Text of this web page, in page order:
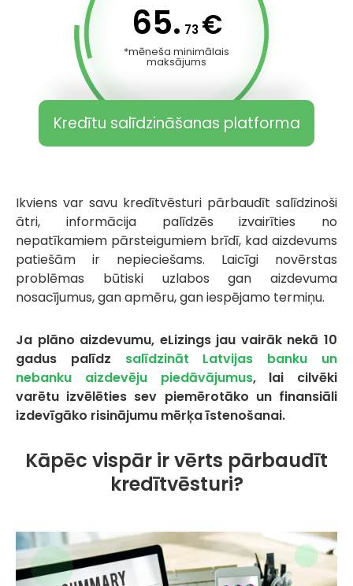
65. 73 €
*mēneša minimālais
maksājums
Kredītu salīdzināšanas platforma
Ikviens var savu kredītvēsturi pārbaudīt salīdzinoši
ātri, informācija palīdzēs izvairīties no
nepatīkamiem pārsteigumiem brīdī, kad aizdevums
patiešām ir nepieciešams. Laicīgi novērstas
problēmas būtiski uzlabos gan aizdevuma
nosacījumus, gan apmēru, gan iespējamo termiņu.
Ja plāno aizdevumu, eLizings jau vairāk nekā 10
gadus palīdz salīdzināt Latvijas banku un
nebanku aizdevēju piedāvājumus, lai cilvēki
varētu izvēlēties sev piemērotāko un finansiāli
izdevīgāko risinājumu mērķa īstenošanai.
Kāpēc vispār ir vērts pārbaudīt
kredītvēsturi?